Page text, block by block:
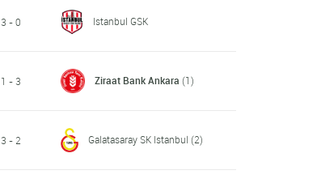
3 - 0 Istanbul GSK
1 - 3 Ziraat Bank Ankara (1)
3 - 2 Galatasaray SK Istanbul (2)